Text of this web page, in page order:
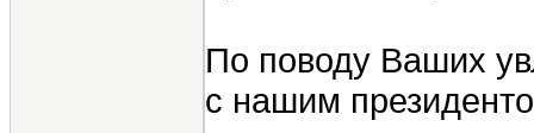
По поводу Ваших
с нашим